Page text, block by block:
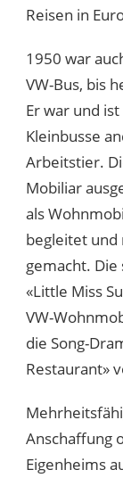
Reisen in
1950 war
VW-Bus, bis
Er war und
Kleinbusse
Arbeitstier.
Mobiliar
als
begleitet
gemacht.
«Little Miss
VW-
die Song-
Restaurant»
Anschaffung
Eigenheims